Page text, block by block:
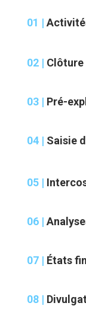
01 |
02 |
03 | Pré-
04 | Saisie
05 |
06 |
07 | États
08 |